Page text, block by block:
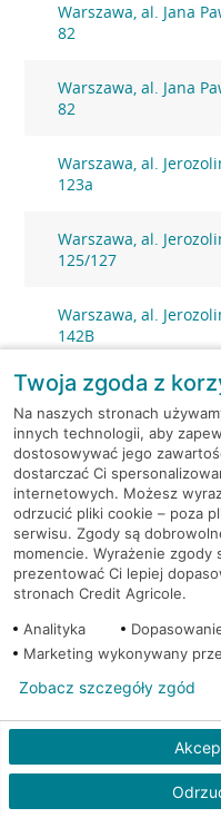
Warszawa, al. Jana
82
Warszawa, al. Jana
82
Warszawa, al.
123a
Warszawa, al.
125/127
Warszawa, al.
142B
Warszawa, al.
144
Warszawa, al.
148
Warszawa, al.
148
Warszawa,
148
Warszawa, al.
Warszawa, al.
Twoja zgoda z
Na naszych stronach
innych technologii, aby
dostosowywać jego
dostarczać Ci
internetowych. Możesz
odrzucić pliki cookie – poza
serwisu. Zgody są
momencie. Wyrażenie zgody
prezentować Ci lepiej
stronach Credit Agricole.
Analityka
Marketing wykonywany
Zobacz szczegóły zgód